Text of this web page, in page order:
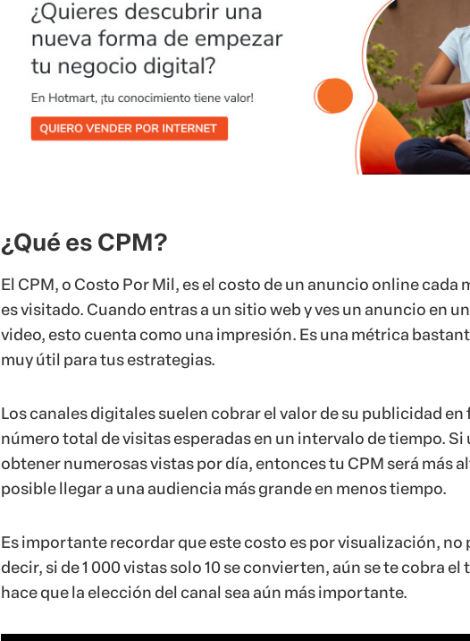
¿Qué es CPM?
El CPM, o Costo Por Mil, es el costo de un anuncio online cada
es visitado. Cuando entras a un sitio web y ves un anuncio en
video, esto cuenta como una impresión. Es una métrica
muy útil para tus estrategias.
Los canales digitales suelen cobrar el valor de su publicidad
número total de visitas esperadas en un intervalo de tiempo. Si
obtener numerosas vistas por día, entonces tu CPM será más
posible llegar a una audiencia más grande en menos tiempo.
Es importante recordar que este costo es por visualización, no
decir, si de 1 000 vistas solo 10 se convierten, aún se te cobra el
hace que la elección del canal sea aún más importante.